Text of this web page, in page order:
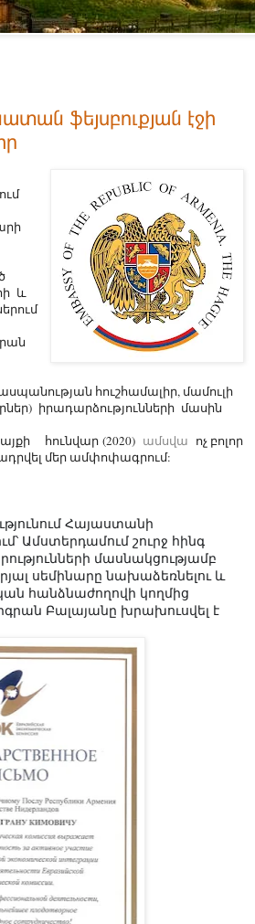
ֆեյսբուքյան էջի
և
հուշհամալիր, մամուլի
իրադարձությունների մասին
հունվար (2020) ամսվա ոչ բոլոր
մեր ամփոփագրում:
Հայաստանի
Ամստերդամում շուրջ հինգ
մասնակցությամբ
սեմինարը նախաձեռնելու և
հանձնաժողովի կողմից
Բալայանը խրախուսվել է